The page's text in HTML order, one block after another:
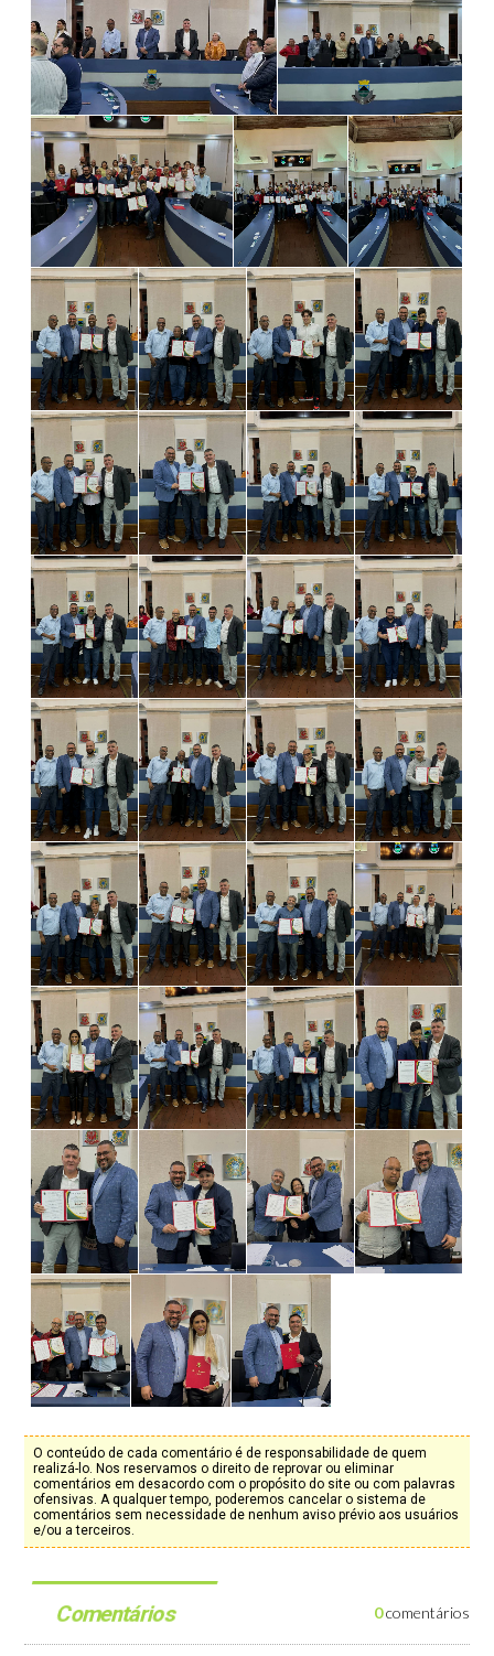
O conteúdo de cada comentário é de responsabilidade de quem
realizá-lo. Nos reservamos o direito de reprovar ou eliminar
comentários em desacordo com o propósito do site ou com palavras
ofensivas. A qualquer tempo, poderemos cancelar o sistema de
comentários sem necessidade de nenhum aviso prévio aos usuários
e/ou a terceiros.
Comentários 0comentários